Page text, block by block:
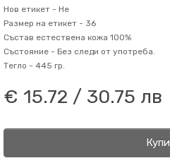
Нов етикет - Не
Размер на етикет - 36
Състав естествена кожа 100%
Състояние - Без следи от употреба.
Тегло - 445 гр.
€ 15.72 / 30.75 лв
Купи